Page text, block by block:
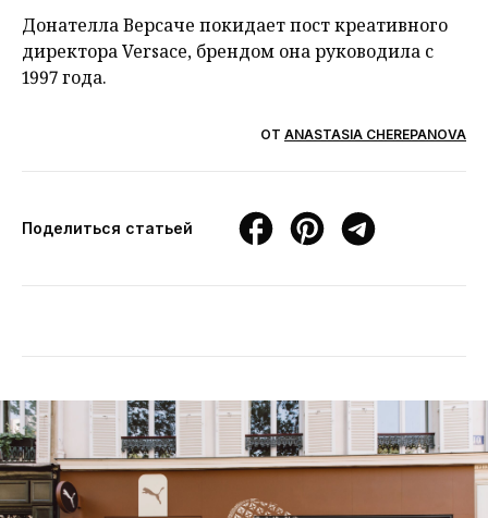
Донателла Версаче покидает пост креативного
директора Versace, брендом она руководила с
1997 года.
ОТ ANASTASIA CHEREPANOVA
Поделиться статьей